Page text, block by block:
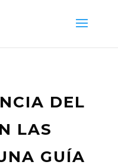
DEL
LAS
GUÍA